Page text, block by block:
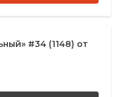
#34 (1148) от